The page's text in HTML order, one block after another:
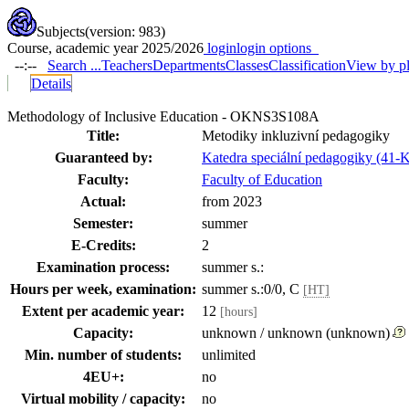
Subjects(version: 983)
Course, academic year 2025/2026 loginlogin options
--:--
Search ...TeachersDepartmentsClassesClassificationView by
Details
Methodology of Inclusive Education - OKNS3S108A
Title:
Metodiky inkluzivní pedagogiky
Guaranteed by:
Katedra speciální pedagogiky (41-
Faculty:
Faculty of Education
Actual:
from 2023
Semester:
summer
E-Credits:
2
Examination process:
summer s.:
Hours per week, examination: summer s.:0/0, C [HT]
Extent per academic year: 12 [hours]
Capacity:
unknown / unknown (unknown)
Min. number of students:
unlimited
4EU+:
no
Virtual mobility / capacity:
no